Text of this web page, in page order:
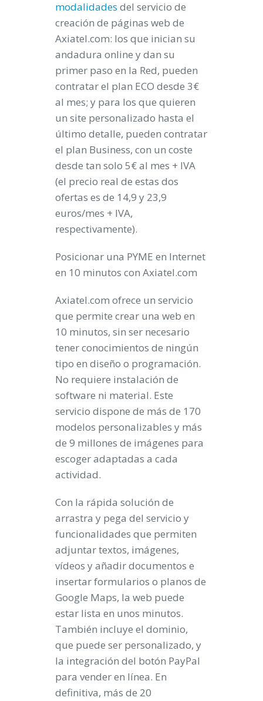
modalidades del servicio de
creación de páginas web de
Axiatel.com: los que inician su
andadura online y dan su
primer paso en la Red, pueden
contratar el plan ECO desde 3€
al mes; y para los que quieren
un site personalizado hasta el
último detalle, pueden contratar
el plan Business, con un coste
desde tan solo 5€ al mes + IVA
(el precio real de estas dos
ofertas es de 14,9 y 23,9
euros/mes + IVA,
respectivamente).
Posicionar una PYME en Internet
en 10 minutos con Axiatel.com
Axiatel.com ofrece un servicio
que permite crear una web en
10 minutos, sin ser necesario
tener conocimientos de ningún
tipo en diseño o programación.
No requiere instalación de
software ni material. Este
servicio dispone de más de 170
modelos personalizables y más
de 9 millones de imágenes para
escoger adaptadas a cada
actividad.
Con la rápida solución de
arrastra y pega del servicio y
funcionalidades que permiten
adjuntar textos, imágenes,
vídeos y añadir documentos e
insertar formularios o planos de
Google Maps, la web puede
estar lista en unos minutos.
También incluye el dominio,
que puede ser personalizado, y
la integración del botón PayPal
para vender en línea. En
definitiva, más de 20